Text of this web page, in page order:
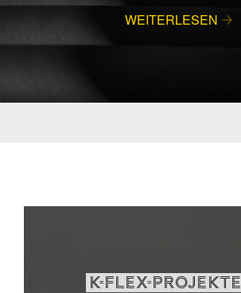
WEITERLESEN
K-FLEX-PROJEKTE